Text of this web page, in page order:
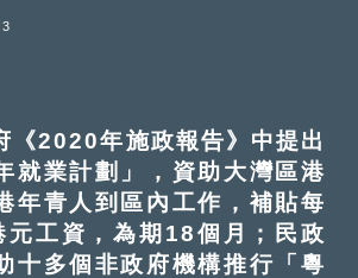
2020年施政報告》中提出
就業計劃」，資助大灣區港
年青人到區內工作，補貼每
元工資，為期18個月；民政
十多個非政府機構推行「粵